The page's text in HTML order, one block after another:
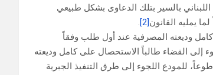
بالسير بتلك الدعاوى بشكل طبيعي
يمليه القانون[2]
.
كامل وديعته المصرفية عند أول طلب وفقاً
إلى القضاء طالباً الاستحصال على كامل وديعته
للمودع اللجوء إلى طرق التنفيذ الجبرية